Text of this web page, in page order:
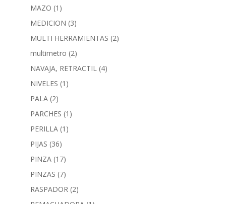
MAZO (1)
MEDICION (3)
MULTI HERRAMIENTAS (2)
multimetro (2)
NAVAJA, RETRACTIL (4)
NIVELES (1)
PALA (2)
PARCHES (1)
PERILLA (1)
PIJAS (36)
PINZA (17)
PINZAS (7)
RASPADOR (2)